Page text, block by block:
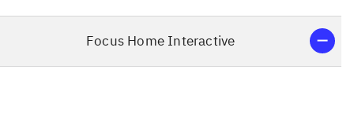
Focus Home Interactive